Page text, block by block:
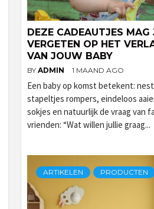
DEZE CADEAUTJES MAG
VERGETEN OP HET
VAN JOUW BABY
BY ADMIN 1 MAAND AGO
Een baby op komst betekent:
stapeltjes rompers, eindeloos
sokjes en natuurlijk de vraag van
vrienden: “Wat willen jullie graag...
ARTIKELEN PRODUCTEN